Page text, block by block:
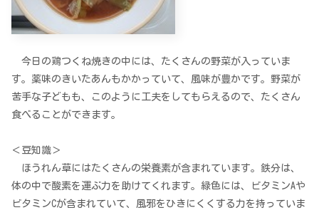
今日の鶏つくね焼きの中には、たくさんの野菜が入っていま
す。薬味のきいたあんもかかっていて、風味が豊かです。野菜が
苦手な子どもも、このように工夫をしてもらえるので、たくさん
食べることができます。
＜豆知識＞
ほうれん草にはたくさんの栄養素が含まれています。鉄分は、
体の中で酸素を運ぶ力を助けてくれます。緑色には、ビタミンAや
ビタミンCが含まれていて、風邪をひきにくくする力を持っていま